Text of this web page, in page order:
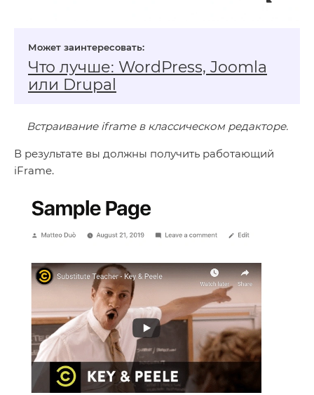
Что лучше: WordPress, Joomla
или Drupal
Встраивание iframe в классическом редакторе.
В результате вы должны получить работающий
iFrame.